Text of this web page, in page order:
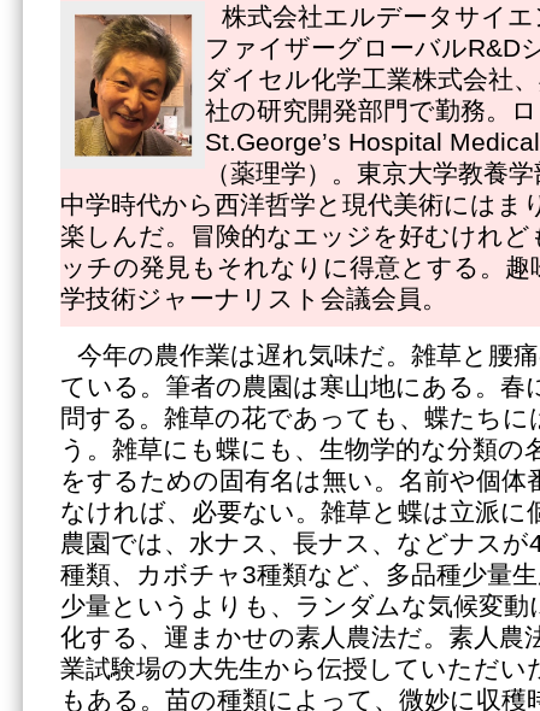
株式会社エルデータサイ
ファイザーグローバルR&D
ダイセル化学工業株式会社
社の研究開発部門で勤務。
St.George’s Hospital
（薬理学）。東京大学教養
中学時代から西洋哲学と現代美術にはま
楽しんだ。冒険的なエッジを好むけれど
ッチの発見もそれなりに得意とする。趣
学技術ジャーナリスト会議会員。
今年の農作業は遅れ気味だ。雑草と腰
ている。筆者の農園は寒山地にある。春
問する。雑草の花であっても、蝶たち
う。雑草にも蝶にも、生物学的な分類の
をするための固有名は無い。名前や個体
なければ、必要ない。雑草と蝶は立派に
農園では、水ナス、長ナス、などナスが
種類、カボチャ3種類など、多品種少量
少量というよりも、ランダムな気候変
化する、運まかせの素人農法だ。素人農
業試験場の大先生から伝授していただい
もある。苗の種類によって、微妙に収穫